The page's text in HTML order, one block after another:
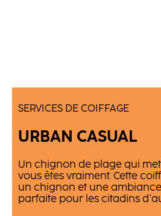
SERVICES DE COIFFAGE
URBAN CASUAL
Un chignon de plage qui
vous êtes vraiment. Cette
un chignon et une
parfaite pour les citadins